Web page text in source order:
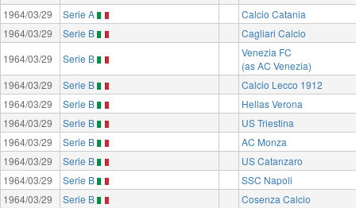
1964/03/29
Serie A
Calcio Catania
1964/03/29
Serie B
Cagliari Calcio
1964/03/29
Serie B
Venezia FC
(as AC Venezia)
1964/03/29
Serie B
Calcio Lecco 1912
1964/03/29
Serie B
Hellas Verona
1964/03/29
Serie B
US Triestina
1964/03/29
Serie B
AC Monza
1964/03/29
Serie B
US Catanzaro
1964/03/29
Serie B
SSC Napoli
1964/03/29
Serie B
Cosenza Calcio